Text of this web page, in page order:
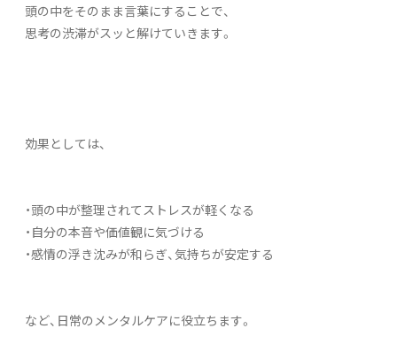
頭の中をそのまま言葉にすることで、
思考の渋滞がスッと解けていきます。
効果としては、
・頭の中が整理されてストレスが軽くなる
・自分の本音や価値観に気づける
・感情の浮き沈みが和らぎ、気持ちが安定する
など、日常のメンタルケアに役立ちます。